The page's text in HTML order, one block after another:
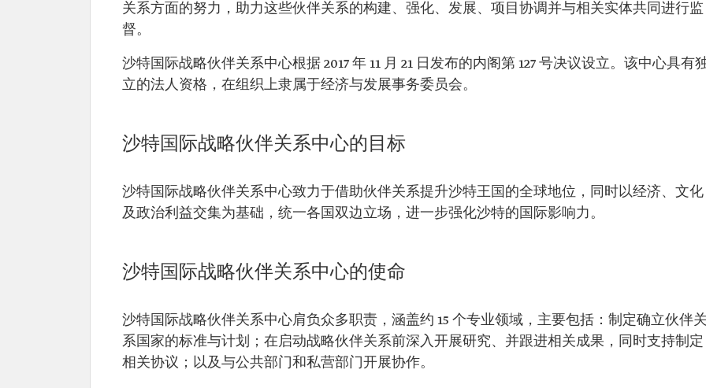
关系方面的努力，助力这些伙伴关系的构建、强化、发展、项目协调并与相关实体共同进行监
督。
沙特国际战略伙伴关系中心根据 2017 年 11 月 21 日发布的内阁第 127 号决议设立。该中心具有
立的法人资格，在组织上隶属于经济与发展事务委员会。
沙特国际战略伙伴关系中心的目标
沙特国际战略伙伴关系中心致力于借助伙伴关系提升沙特王国的全球地位，同时以经济、文化
及政治利益交集为基础，统一各国双边立场，进一步强化沙特的国际影响力。
沙特国际战略伙伴关系中心的使命
沙特国际战略伙伴关系中心肩负众多职责，涵盖约 15 个专业领域，主要包括：制定确立伙伴
系国家的标准与计划；在启动战略伙伴关系前深入开展研究、并跟进相关成果，同时支持制定
相关协议；以及与公共部门和私营部门开展协作。